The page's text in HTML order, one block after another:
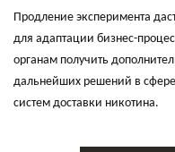
Продление эксперимента
для адаптации бизнес-
органам получить
дальнейших решений в сфере
систем доставки никотина.